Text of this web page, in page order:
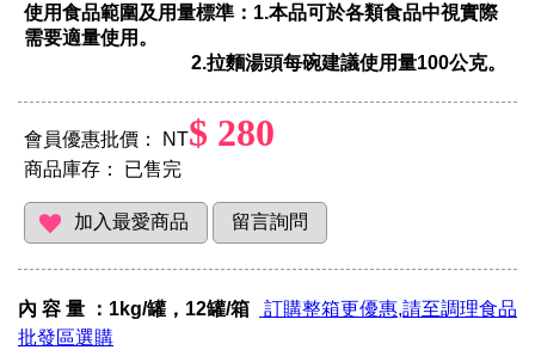
使用食品範圍及用量標準：1.本品可於各類食品中視實際
需要適量使用。
2.拉麵湯頭每碗建議使用量100公克。
會員優惠批價： NT$ 280
商品庫存： 已售完
內 容 量 ：1kg/罐，12罐/箱
訂購整箱更優惠,請至調理食品
批發區選購